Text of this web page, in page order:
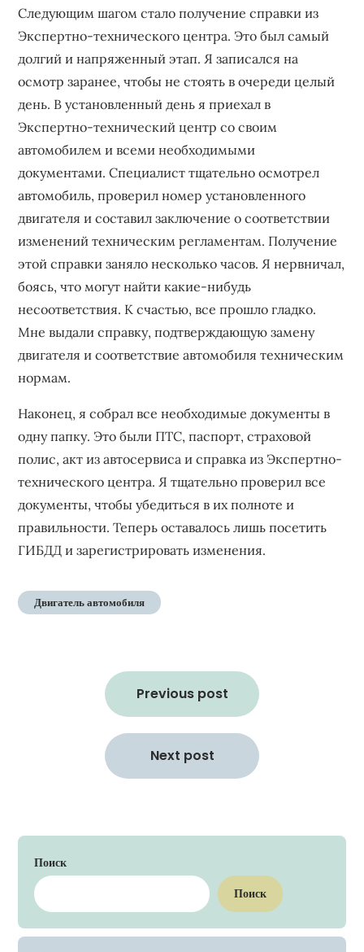
Следующим шагом стало получение справки из
Экспертно-технического центра. Это был самый
долгий и напряженный этап. Я записался на
осмотр заранее, чтобы не стоять в очереди целый
день. В установленный день я приехал в
Экспертно-технический центр со своим
автомобилем и всеми необходимыми
документами. Специалист тщательно осмотрел
автомобиль, проверил номер установленного
двигателя и составил заключение о соответствии
изменений техническим регламентам. Получение
этой справки заняло несколько часов. Я нервничал,
боясь, что могут найти какие-нибудь
несоответствия. К счастью, все прошло гладко.
Мне выдали справку, подтверждающую замену
двигателя и соответствие автомобиля техническим
нормам.
Наконец, я собрал все необходимые документы в
одну папку. Это были ПТС, паспорт, страховой
полис, акт из автосервиса и справка из Экспертно-
технического центра. Я тщательно проверил все
документы, чтобы убедиться в их полноте и
правильности. Теперь оставалось лишь посетить
ГИБДД и зарегистрировать изменения.
Двигатель автомобиля
Previous post
Next post
Поиск
Поиск